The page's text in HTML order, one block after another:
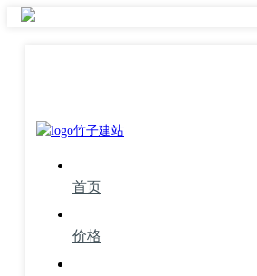
首页
价格